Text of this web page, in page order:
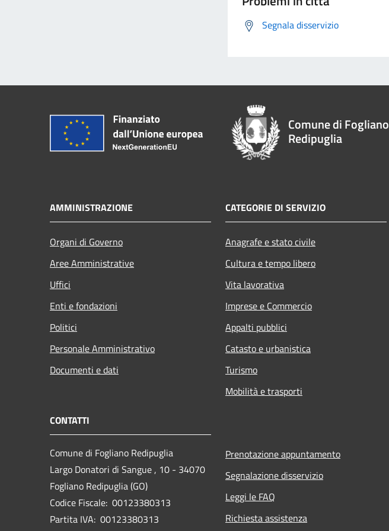
Segnala disservizio
Comune di Fogliano
Redipuglia
AMMINISTRAZIONE
Organi di Governo
Aree Amministrative
Uffici
Enti e fondazioni
Politici
Personale Amministrativo
Documenti e dati
CATEGORIE DI SERVIZIO
Anagrafe e stato civile
Cultura e tempo libero
Vita lavorativa
Imprese e Commercio
Appalti pubblici
Catasto e urbanistica
Turismo
Mobilità e trasporti
CONTATTI
Comune di Fogliano Redipuglia
Largo Donatori di Sangue , 10 - 34070
Fogliano Redipuglia (GO)
Codice Fiscale: 00123380313
Partita IVA: 00123380313
Prenotazione appuntamento
Segnalazione disservizio
Leggi le FAQ
Richiesta assistenza